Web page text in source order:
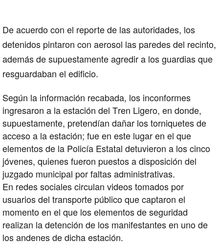
De acuerdo con el reporte de las autoridades, los
detenidos pintaron con aerosol las paredes del recinto,
además de supuestamente agredir a los guardias que
resguardaban el edificio.
Según la información recabada, los inconformes
ingresaron a la estación del Tren Ligero, en donde,
supuestamente, pretendían dañar los torniquetes de
acceso a la estación; fue en este lugar en el que
elementos de la Policía Estatal detuvieron a los cinco
jóvenes, quienes fueron puestos a disposición del
juzgado municipal por faltas administrativas.
En redes sociales circulan videos tomados por
usuarios del transporte público que captaron el
momento en el que los elementos de seguridad
realizan la detención de los manifestantes en uno de
los andenes de dicha estación.